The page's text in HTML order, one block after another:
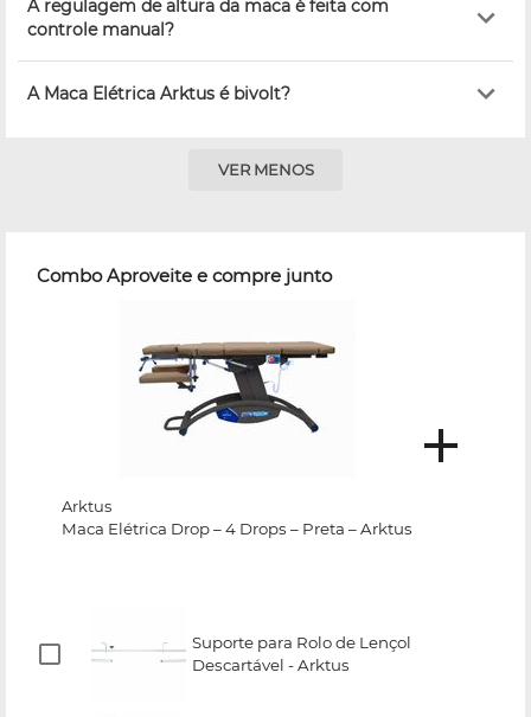
A regulagem de altura da maca é feita com
controle manual?
A Maca Elétrica Arktus é bivolt?
VER MENOS
Combo Aproveite e compre junto
Arktus
Maca Elétrica Drop – 4 Drops – Preta – Arktus
Suporte para Rolo de Lençol
Descartável - Arktus